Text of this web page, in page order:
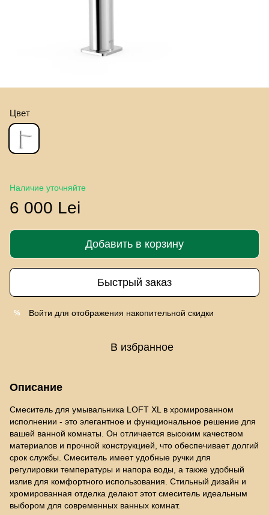
Цвет
Наличие уточняйте
6 000 Lei
Добавить в корзину
Быстрый заказ
% Войти для отображения накопительной скидки
В избранное
Описание
Смеситель для умывальника LOFT XL в хромированном
исполнении - это элегантное и функциональное решение для
вашей ванной комнаты. Он отличается высоким качеством
материалов и прочной конструкцией, что обеспечивает долгий
срок службы. Смеситель имеет удобные ручки для
регулировки температуры и напора воды, а также удобный
излив для комфортного использования. Стильный дизайн и
хромированная отделка делают этот смеситель идеальным
выбором для современных ванных комнат.